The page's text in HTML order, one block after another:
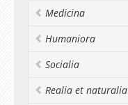
Medicina
Humaniora
Socialia
Realia et naturalia